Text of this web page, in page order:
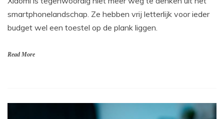
smartphonelandschap. Ze hebben vrij letterlijk voor ieder
budget wel een toestel op de plank liggen.
Read More